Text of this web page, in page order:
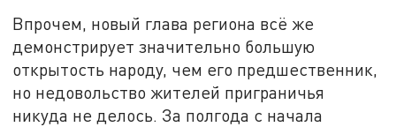
Впрочем, новый глава региона всё же
демонстрирует значительно большую
открытость народу, чем его предшественник,
но недовольство жителей приграничья
никуда не делось. За полгода с начала